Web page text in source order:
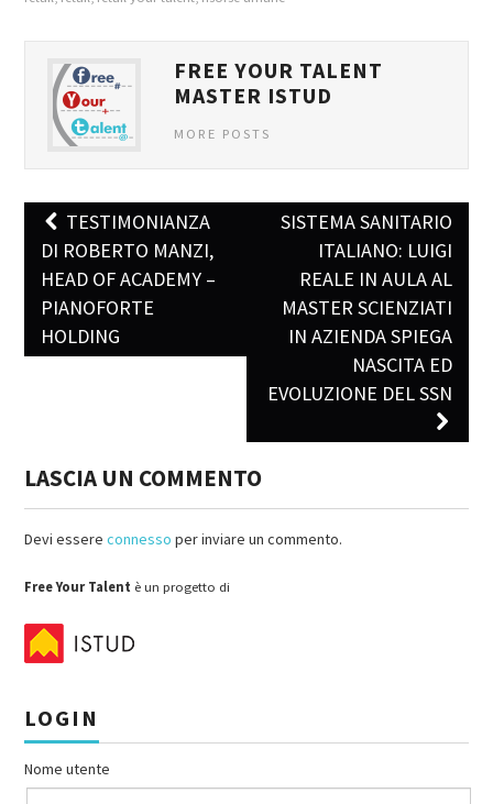
FREE YOUR TALENT
MASTER ISTUD
MORE POSTS
Post navigation
TESTIMONIANZA
DI ROBERTO MANZI,
HEAD OF ACADEMY –
PIANOFORTE
HOLDING
SISTEMA SANITARIO
ITALIANO: LUIGI
REALE IN AULA AL
MASTER SCIENZIATI
IN AZIENDA SPIEGA
NASCITA ED
EVOLUZIONE DEL SSN
LASCIA UN COMMENTO
Devi essereconnesso per inviare un commento.
Free Your Talent è un progetto di
LOGIN
Nome utente